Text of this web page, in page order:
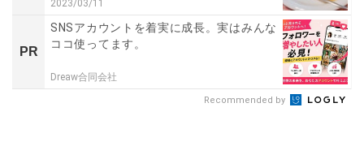
2023/03/11
PR
SNSアカウントを着実に成長。実はみんな
ココ使ってます。
Dreaw合同会社
Recommended by